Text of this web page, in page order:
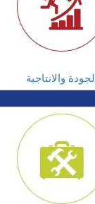
الجودة والانتاجية